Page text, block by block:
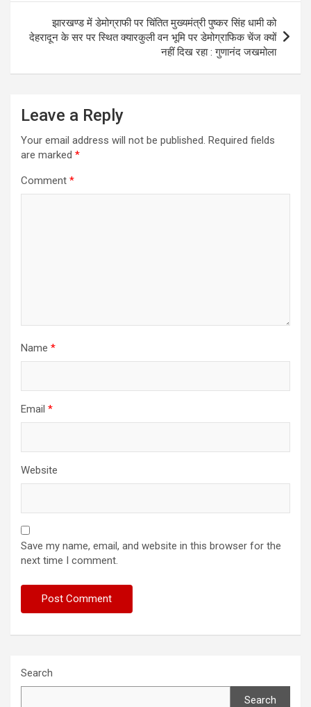
p k e
r
m
झारखण्ड में डेमोग्राफी पर चिंतित मुख्यमंत्री पुष्कर सिंह धामी को
देहरादून के सर पर स्थित क्यारकुली वन भूमि पर डेमोग्राफिक चेंज क्यों
नहीं दिख रहा : गुणानंद जखमोला
Leave a Reply
Your email address will not be published. Required fields
are marked *
Comment *
Name *
Email *
Website
Save my name, email, and website in this browser for the
next time I comment.
Search
Search